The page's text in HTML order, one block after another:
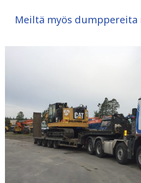
Meiltä myös